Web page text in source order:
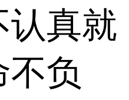
认真就
负